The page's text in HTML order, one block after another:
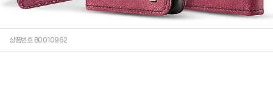
상품번호 B0010962